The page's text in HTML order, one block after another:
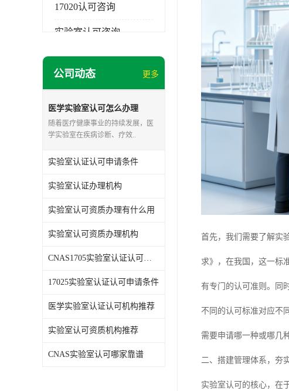
17020认可咨询
实验室认可咨询
公司动态 更多
医学实验室认可怎么办理
随着医疗健康事业的持续发展，医
学实验室在疾病诊断、疗效..
实验室认证认可申请条件
实验室认证办理机构
实验室认可资质办理有什么用
实验室认可资质办理机构
CNAS1705实验室认证认可哪家靠谱
17025实验室认证认可申请条件
医学实验室认证认可机构推荐
实验室认可资质机构推荐
CNAS实验室认可哪家靠谱
首先，我们需要了解实
求》，在我国，这一标
有专门的认可准则。同
不同的认可标准对应不
需要申请哪一种或哪几
二、搭建管理体系，夯
实验室认可的核心，在